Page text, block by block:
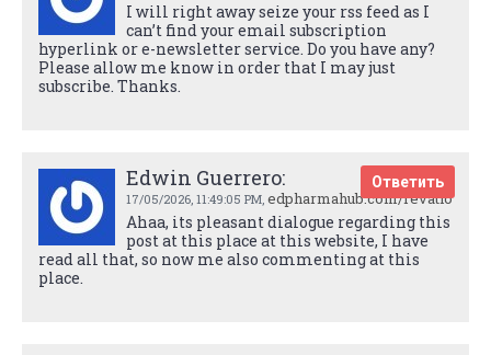
I will right away seize your rss feed as I
can’t find your email subscription
hyperlink or e-newsletter service. Do you have any?
Please allow me know in order that I may just
subscribe. Thanks.
Edwin Guerrero:
17/05/2026, 11:49:05 PM, edpharmahub.com/revatio
Ответить
Ahaa, its pleasant dialogue regarding this
post at this place at this website, I have
read all that, so now me also commenting at this
place.